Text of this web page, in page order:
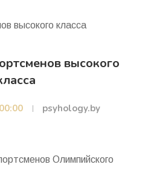
высокого
psyhology.by